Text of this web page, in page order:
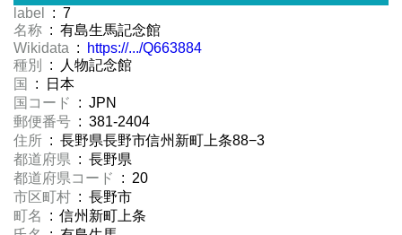
label
: 7
名称 : 有島生馬記念館
Wikidata :
https://.../Q663884
種別
: 人物記念館
国
: 日本
国コード
: JPN
郵便番号 : 381-2404
住所 : 長野県長野市信州新町上条88−3
都道府県 : 長野県
都道府県コード
: 20
市区町村 : 長野市
町名
: 信州新町上条